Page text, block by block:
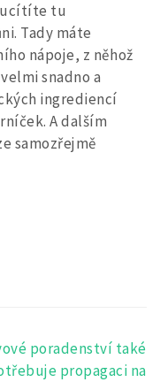
ucítíte tu
Tady máte
nápoje, z něhož
snadno a
ingrediencí
A dalším
samozřejmě
poradenství také
propagaci na